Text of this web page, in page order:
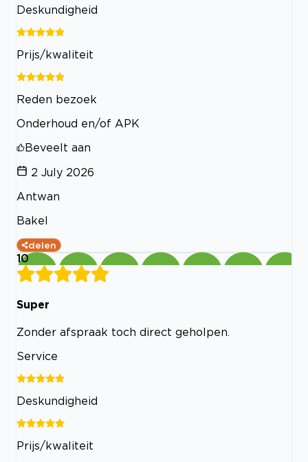
Deskundigheid
Prijs/kwaliteit
Reden bezoek
Onderhoud en/of APK
Beveelt aan
2 July 2026
Antwan
Bakel
delen
10
Super
Zonder afspraak toch direct geholpen.
Service
Deskundigheid
Prijs/kwaliteit